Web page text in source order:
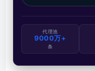
代理池
9000万+
条